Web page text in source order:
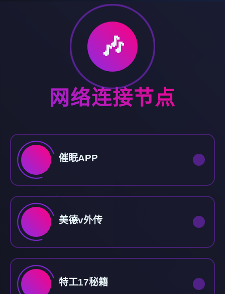
🎶
网络连接节点
催眠APP
美德v外传
特工17秘籍